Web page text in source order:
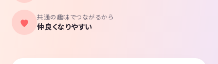
共通の趣味でつながるから
仲良くなりやすい